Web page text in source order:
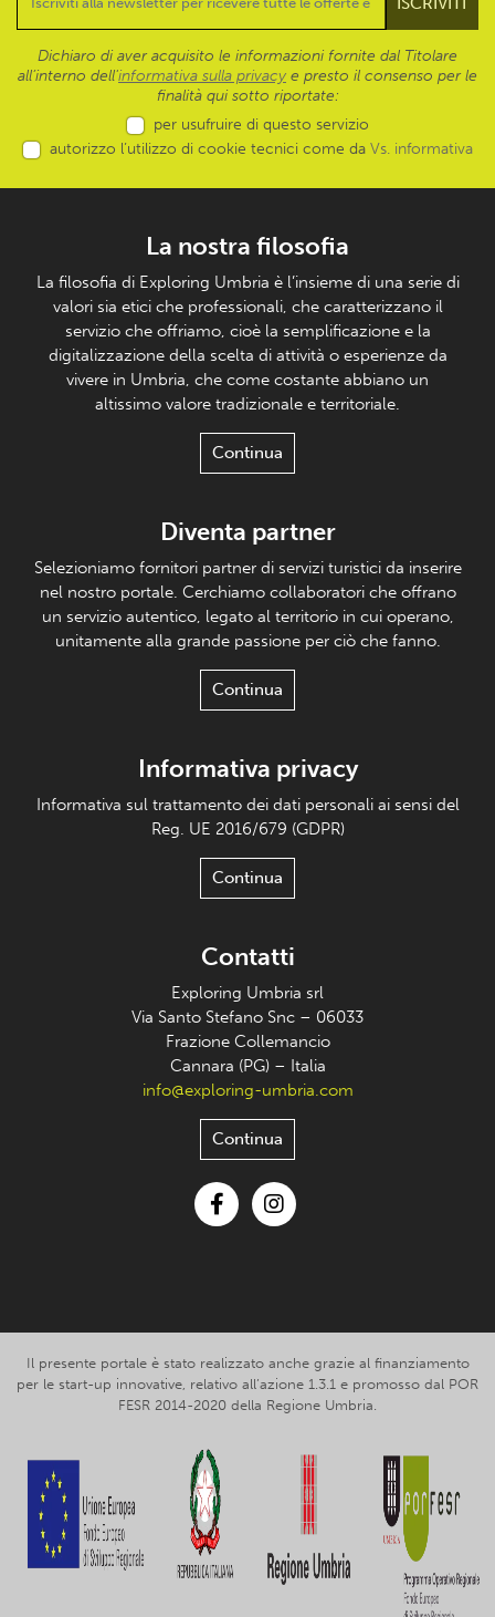
Dichiaro di aver acquisito le informazioni fornite dal Titolare
all’interno dell'informativa sulla privacy e presto il consenso per le
finalità qui sotto riportate:
per usufruire di questo servizio
autorizzo l’utilizzo di cookie tecnici come da Vs. informativa
La nostra filosofia
La filosofia di Exploring Umbria è l’insieme di una serie di
valori sia etici che professionali, che caratterizzano il
servizio che offriamo, cioè la semplificazione e la
digitalizzazione della scelta di attività o esperienze da
vivere in Umbria, che come costante abbiano un
altissimo valore tradizionale e territoriale.
Continua
Diventa partner
Selezioniamo fornitori partner di servizi turistici da inserire
nel nostro portale. Cerchiamo collaboratori che offrano
un servizio autentico, legato al territorio in cui operano,
unitamente alla grande passione per ciò che fanno.
Continua
Informativa privacy
Informativa sul trattamento dei dati personali ai sensi del
Reg. UE 2016/679 (GDPR)
Continua
Contatti
Exploring Umbria srl
Via Santo Stefano Snc – 06033
Frazione Collemancio
Cannara (PG) – Italia
info@exploring-umbria.com
Continua
Il presente portale è stato realizzato anche grazie al finanziamento
per le start-up innovative, relativo all’azione 1.3.1 e promosso dal POR
FESR 2014-2020 della Regione Umbria.